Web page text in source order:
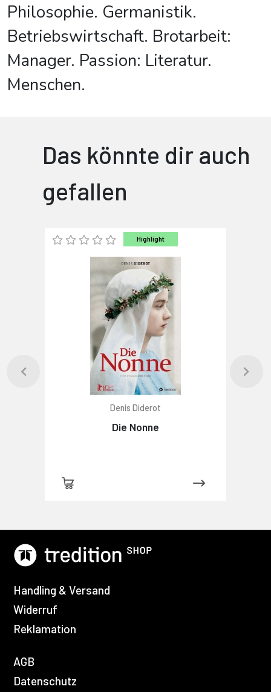
Philosophie. Germanistik.
Betriebswirtschaft. Brotarbeit:
Manager. Passion: Literatur.
Menschen.
Das könnte dir auch
gefallen
Highlight
Denis Diderot
Die Nonne
Handling & Versand
Widerruf
Reklamation
AGB
Datenschutz